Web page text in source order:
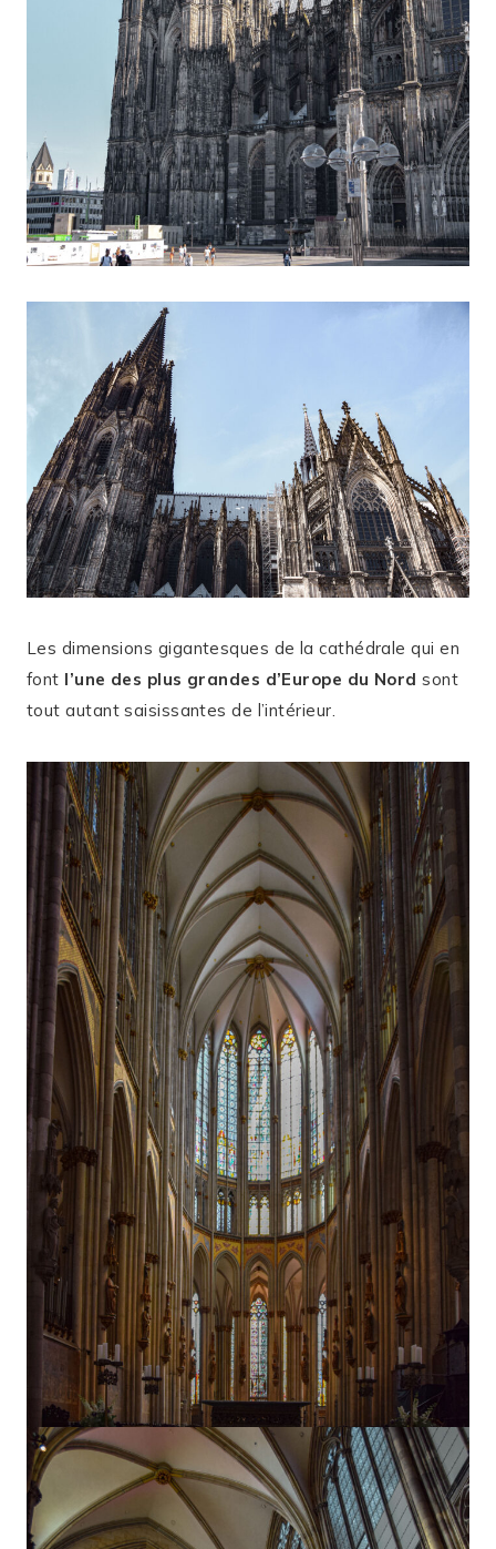
Les dimensions gigantesques de la cathédrale qui en
font l’une des plus grandes d’Europe du Nordsont
tout autant saisissantes de l’intérieur.